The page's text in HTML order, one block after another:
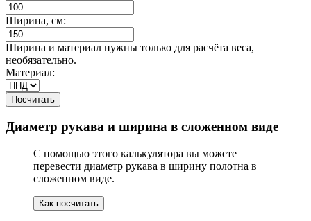
Ширина, см:
Ширина и материал нужны только для расчёта веса,
необязательно.
Материал:
Посчитать
Диаметр рукава и ширина в сложенном виде
С помощью этого калькулятора вы можете
перевести диаметр рукава в ширину полотна в
сложенном виде.
Как посчитать